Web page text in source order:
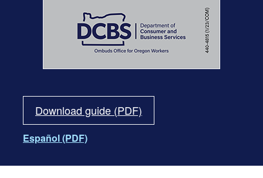
Download guide (PDF)
Español (PDF)